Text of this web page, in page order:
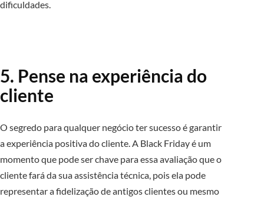
dificuldades.
5. Pense na experiência do
cliente
O segredo para qualquer negócio ter sucesso é garantir
a experiência positiva do cliente. A Black Friday é um
momento que pode ser chave para essa avaliação que o
cliente fará da sua assistência técnica, pois ela pode
representar a fidelização de antigos clientes ou mesmo